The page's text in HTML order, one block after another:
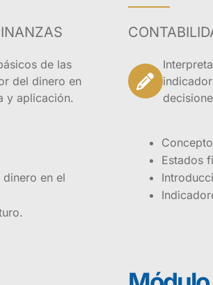
de las
del dinero en
y aplicación.
en el
Estados